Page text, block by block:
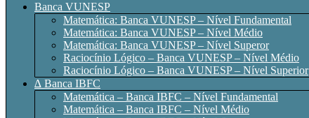
Banca VUNESP
Matemática: Banca VUNESP – Nível Fundamental
Matemática: Banca VUNESP – Nível Médio
Matemática: Banca VUNESP – Nível Superor
Raciocínio Lógico – Banca VUNESP – Nível Médio
Raciocínio Lógico – Banca VUNESP – Nível Superior
∆ Banca IBFC
Matemática – Banca IBFC – Nível Fundamental
Matemática – Banca IBFC – Nível Médio